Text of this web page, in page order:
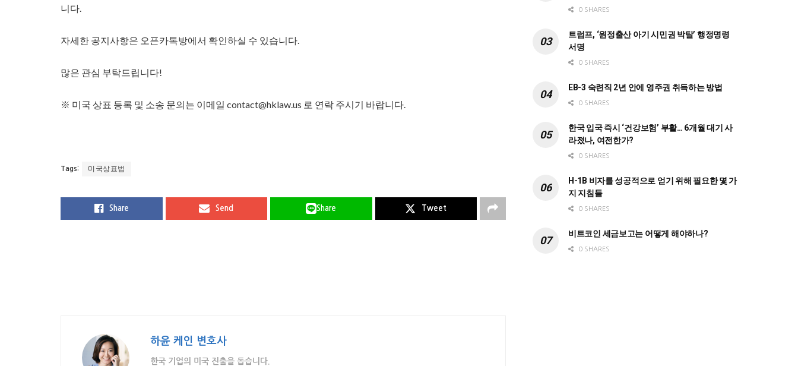
니다.
자세한 공지사항은 오픈카톡방에서 확인하실 수 있습니다.
많은 관심 부탁드립니다!
※ 미국 상표 등록 및 소송 문의는 이메일 contact@hklaw.us 로 연락 주시기 바랍니다.
Tags: 미국상표법
Share Send Share Tweet
하윤 케인 변호사
한국 기업의 미국 진출을 돕습니다.
0 SHARES
트럼프, ‘원정출산 아기 시민권 박탈’ 행정명령
서명
0 SHARES
EB-3 숙련직 2년 안에 영주권 취득하는 방법
0 SHARES
한국 입국 즉시 ‘건강보험’ 부활… 6개월 대기 사
라졌나, 여전한가?
0 SHARES
H-1B 비자를 성공적으로 얻기 위해 필요한 몇 가
지 지침들
0 SHARES
비트코인 세금보고는 어떻게 해야하나?
0 SHARES